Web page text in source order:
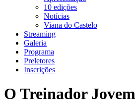
10 edições
Notícias
Viana do Castelo
Streaming
Galeria
Programa
Preletores
Inscrições
O Treinador Jovem